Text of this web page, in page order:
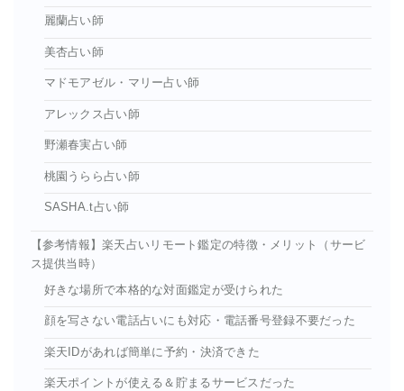
麗蘭占い師
美杏占い師
マドモアゼル・マリー占い師
アレックス占い師
野瀬春実占い師
桃園うらら占い師
SASHA.t占い師
【参考情報】楽天占いリモート鑑定の特徴・メリット（サービ
ス提供当時）
好きな場所で本格的な対面鑑定が受けられた
顔を写さない電話占いにも対応・電話番号登録不要だった
楽天IDがあれば簡単に予約・決済できた
楽天ポイントが使える＆貯まるサービスだった